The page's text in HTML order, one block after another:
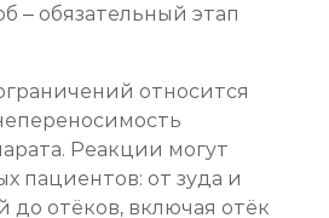
– обязательный этап
относится
Реакции могут
пациентов: от зуда и
отёков, включая отёк